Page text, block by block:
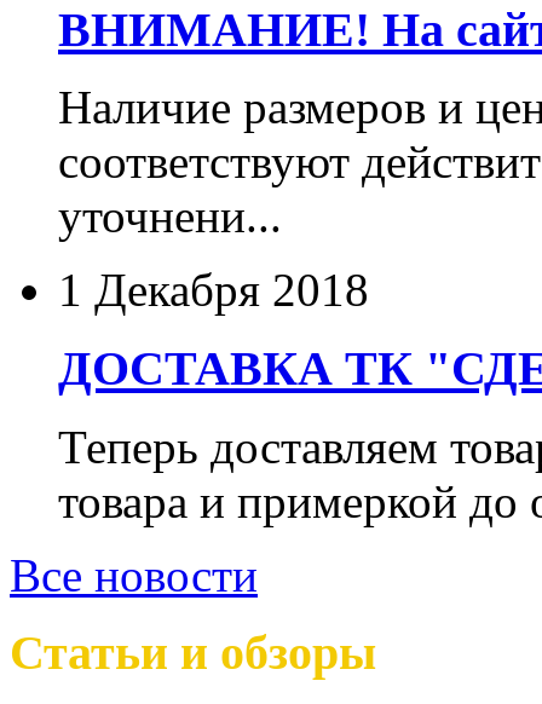
ВНИМАНИЕ! На сайте
Наличие размеров и
соответствуют
уточнени...
1 Декабря 2018
ДОСТАВКА ТК
Теперь доставляем
товара и примеркой
Все новости
Статьи и обзоры